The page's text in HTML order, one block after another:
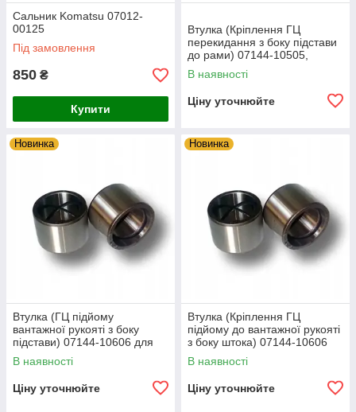
Сальник Komatsu 07012-
00125
Під замовлення
850 ₴
Купити
Втулка (Кріплення ГЦ
перекидання з боку підстави
до рами) 07144-10505,
0714410505 для Komatsu
WB-93R,
В наявності
Ціну уточнюйте
Новинка
Втулка (ГЦ підйому
вантажної рукояті з боку
підстави) 07144-10606 для
Komatsu WB-93R, WB-93S,
WB-97R, WB-97S
В наявності
Ціну уточнюйте
Новинка
Втулка (Кріплення ГЦ
підйому до вантажної рукояті
з боку штока) 07144-10606
для Komatsu WB-93R, WB-
93S,
В наявності
Ціну уточнюйте